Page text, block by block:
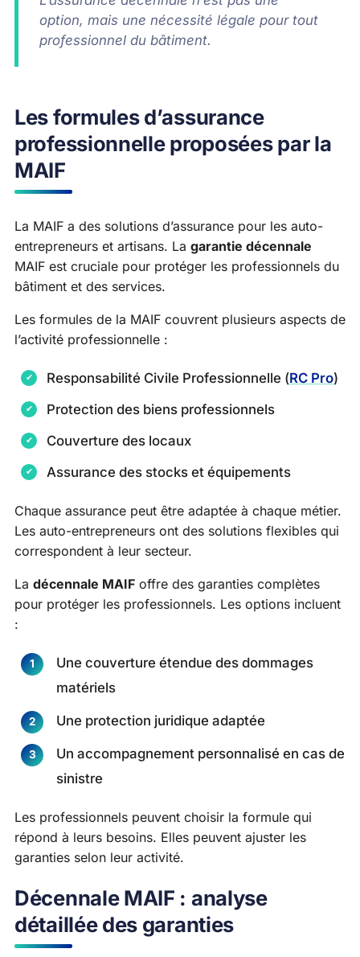
option, mais une nécessité légale pour tout
professionnel du bâtiment.
Les formules d’assurance
professionnelle proposées par la
MAIF
La MAIF a des solutions d’assurance pour les auto-
entrepreneurs et artisans. La garantie décennale
MAIF est cruciale pour protéger les professionnels du
bâtiment et des services.
Les formules de la MAIF couvrent plusieurs aspects de
l’activité professionnelle :
Responsabilité Civile Professionnelle (RC Pro)
Protection des biens professionnels
Couverture des locaux
Assurance des stocks et équipements
Chaque assurance peut être adaptée à chaque métier.
Les auto-entrepreneurs ont des solutions flexibles qui
correspondent à leur secteur.
La décennale MAIF offre des garanties complètes
pour protéger les professionnels. Les options incluent
:
Une couverture étendue des dommages
matériels
Une protection juridique adaptée
Un accompagnement personnalisé en cas de
sinistre
Les professionnels peuvent choisir la formule qui
répond à leurs besoins. Elles peuvent ajuster les
garanties selon leur activité.
Décennale MAIF : analyse
détaillée des garanties